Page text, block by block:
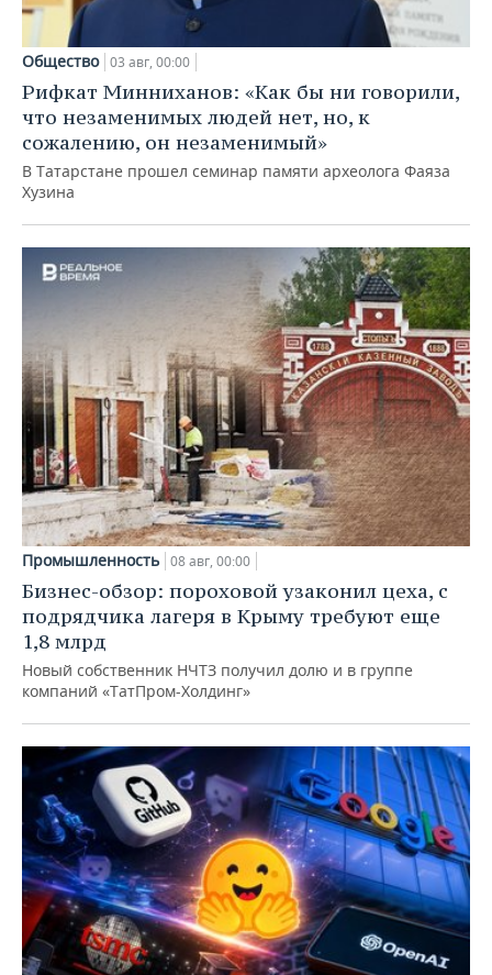
Общество 03 авг, 00:00
Рифкат Минниханов: «Как бы ни говорили,
что незаменимых людей нет, но, к
сожалению, он незаменимый»
В Татарстане прошел семинар памяти археолога Фаяза
Хузина
Промышленность 08 авг, 00:00
Бизнес-обзор: пороховой узаконил цеха, с
подрядчика лагеря в Крыму требуют еще
1,8 млрд
Новый собственник НЧТЗ получил долю и в группе
компаний «ТатПром-Холдинг»